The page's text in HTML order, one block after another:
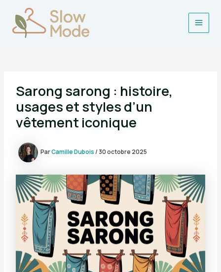
contenu
Main
Sarong sarong : histoire,
usages et styles d’un
vêtement iconique
ParCamille Dubois/ 30 octobre 2025